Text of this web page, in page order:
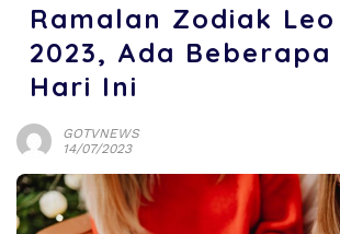
Ramalan Zodiak Leo
2023, Ada
Hari Ini
GOTVNEWS
14/07/2023